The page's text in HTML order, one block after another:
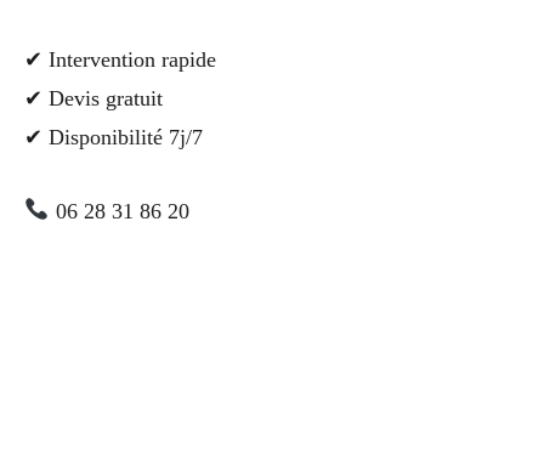
✔ Intervention rapide
✔ Devis gratuit
✔ Disponibilité 7j/7
06 28 31 86 20